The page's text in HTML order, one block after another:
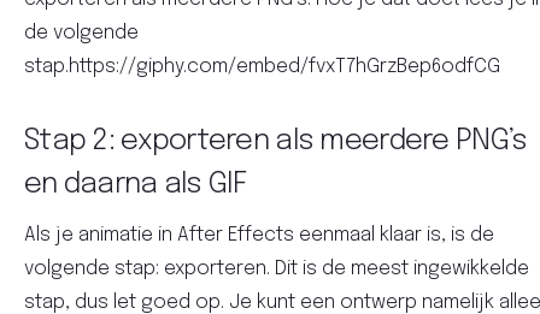
de volgende
stap.https://giphy.com/embed/fvxT7hGrzBep6odfCG
Stap 2: exporteren als meerdere PNG’s
en daarna als GIF
Als je animatie in After Effects eenmaal klaar is, is de
volgende stap: exporteren. Dit is de meest ingewikkelde
stap, dus let goed op. Je kunt een ontwerp namelijk